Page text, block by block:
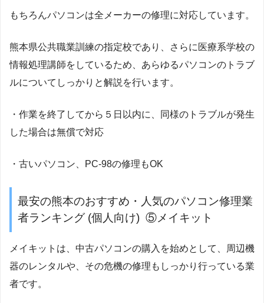
もちろんパソコンは全メーカーの修理に対応しています。
熊本県公共職業訓練の指定校であり、さらに医療系学校の
情報処理講師をしているため、あらゆるパソコンのトラブ
ルについてしっかりと解説を行います。
・作業を終了してから５日以内に、同様のトラブルが発生
した場合は無償で対応
・古いパソコン、PC-98の修理もOK
最安の熊本のおすすめ・人気のパソコン修理業
者ランキング (個人向け) ⑤メイキット
メイキットは、中古パソコンの購入を始めとして、周辺機
器のレンタルや、その危機の修理もしっかり行っている業
者です。